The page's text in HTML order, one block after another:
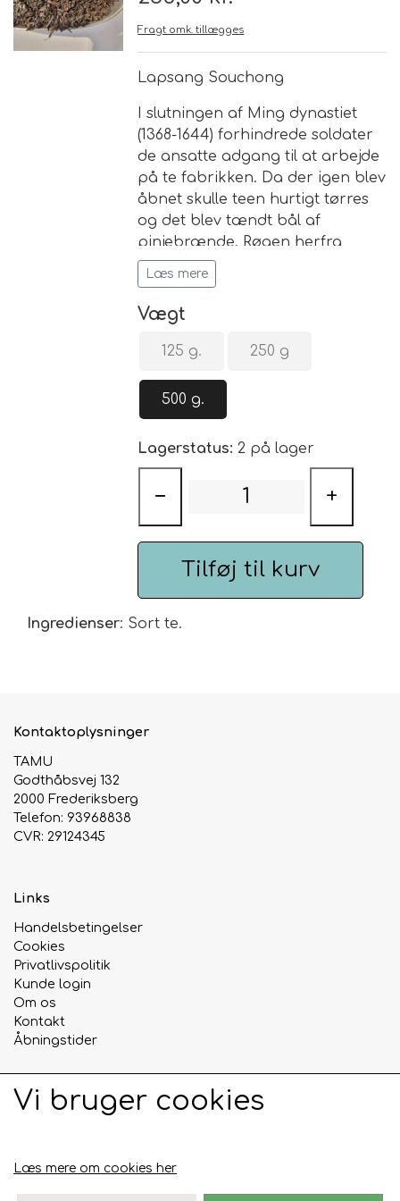
Brand
Løsvægt teer
Sort Te
Grøn Te
Grøn Hvid Te
Rooibush
Husets Teblandinger
Chaplon Te
Kusmi Te
Matcha te og tilbehør
Nyheder
Åbningstider
Fragt omk. tillægges
Lapsang Souchong
I slutningen af Ming dynastiet
(1368-1644) forhindrede soldater
de ansatte adgang til at arbejde
på te fabrikken. Da der igen blev
åbnet skulle teen hurtigt tørres
og det blev tændt bål af
pinjebrænde. Røgen herfra
afgav den smag vi i dag kender
fra denne te. Lapsang Souchong
bruges især til blanding med
andre teer.
Farve: Gylden.
Smag: Pikant, let røget smag.
98 ˚C
Læs mere
Vægt
125 g. 250 g
500 g.
Lagerstatus: 2 på lager
− +
Tilføj til kurv
Ingredienser: Sort te.
Kontaktoplysninger
TAMU
Godthåbsvej 132
2000 Frederiksberg
Telefon: 93968838
CVR: 29124345
Links
Handelsbetingelser
Cookies
Privatlivspolitik
Kunde login
Om os
Kontakt
Åbningstider
Sociale medier
Vi bruger cookies
Læs mere om cookies her